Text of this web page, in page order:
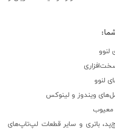
لنوو
ویندوز و لینوکس
معیوب
باتری و سایر قطعات لپ‌تاپ‌های